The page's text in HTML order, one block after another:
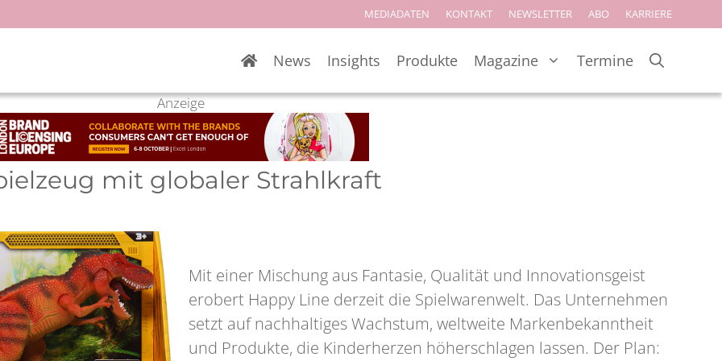
MEDIADATEN KONTAKT NEWSLETTER ABO KARRIERE
News Insights Produkte Magazine Termine
Anzeige
mit globaler Strahlkraft
Mit einer Mischung aus Fantasie, Qualität und Innovationsgeist
erobert Happy Line derzeit die Spielwarenwelt. Das Unternehmen
setzt auf nachhaltiges Wachstum, weltweite Markenbekanntheit
und Produkte, die Kinderherzen höherschlagen lassen. Der Plan: